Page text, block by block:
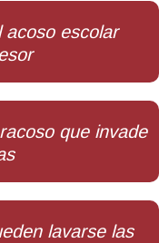
acoso escolar
que invade
lavarse las